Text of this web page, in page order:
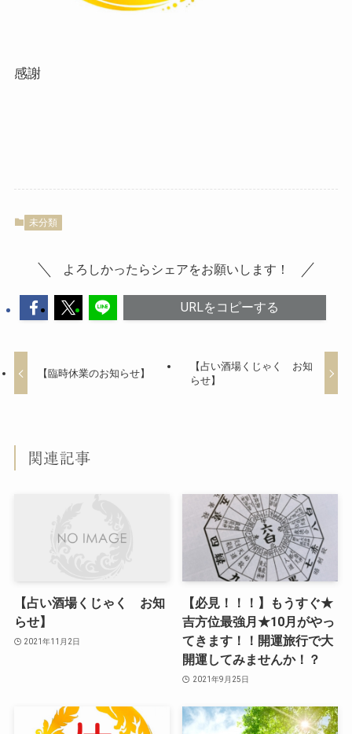
感謝
未分類
よろしかったらシェアをお願いします！
URLをコピーする
【臨時休業のお知らせ】
【占い酒場くじゃく お知
らせ】
関連記事
【占い酒場くじゃく お知
らせ】
2021年11月2日
【必見！！！】もうすぐ★
吉方位最強月★10月がやっ
てきます！！開運旅行で大
開運してみませんか！？
2021年9月25日